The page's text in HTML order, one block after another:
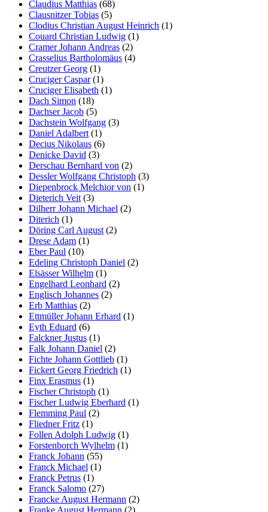
Claudius Matthias (68)
Clausnitzer Tobias (5)
Clodius Christian August Heinrich (1)
Couard Christian Ludwig (1)
Cramer Johann Andreas (2)
Crasselius Bartholomäus (4)
Creutzer Georg (1)
Cruciger Caspar(1)
Cruciger Elisabeth (1)
Dach Simon (18)
Dachser Jacob (5)
Dachstein Wolfgang (3)
Daniel Adalbert (1)
Decius Nikolaus (6)
Denicke David (3)
Derschau Bernhard von (2)
Dessler Wolfgang Christoph (3)
Diepenbrock Melchior von (1)
Dieterich Veit (3)
Dilherr Johann Michael (2)
Diterich (1)
Döring Carl August (2)
Drese Adam (1)
Eber Paul (10)
Edeling Christoph Daniel (2)
Elsässer Wilhelm (1)
Engelhard Leonhard (2)
Englisch Johannes (2)
Erb Matthias (2)
Ettmüller Johann Erhard (1)
Eyth Eduard (6)
Falckner Justus (1)
Falk Johann Daniel (2)
Fichte Johann Gottlieb (1)
Fickert Georg Friedrich (1)
Finx Erasmus (1)
Fischer Christoph (1)
Fischer Ludwig Eberhard (1)
Flemming Paul (2)
Fliedner Fritz (1)
Follen Adolph Ludwig (1)
Forstenborch Wylhelm (1)
Franck Johann (55)
Franck Michael (1)
Franck Petrus (1)
Franck Salomo (27)
Francke August Hermann (2)
Franke August Hermann (2)